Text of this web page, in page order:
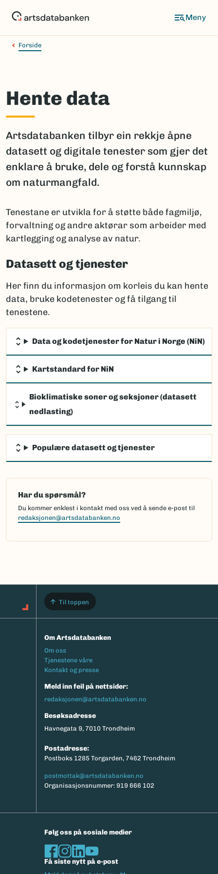
Forside
Hente data
Artsdatabanken tilbyr ein rekkje åpne
datasett og digitale tenester som gjer det
enklare å bruke, dele og forstå kunnskap
om naturmangfald.
Tenestane er utvikla for å støtte både fagmiljø,
forvaltning og andre aktørar som arbeider med
kartlegging og analyse av natur.
Datasett og tjenester
Her finn du informasjon om korleis du kan hente
data, bruke kodetenester og få tilgang til
tenestene.
Data og kodetjenester for Natur i Norge (NiN)
Kartstandard for NiN
Bioklimatiske soner og seksjoner (datasett
nedlasting)
Populære datasett og tjenester
Har du spørsmål?
Du kommer enklest i kontakt med oss ved å sende e-post til
redaksjonen@artsdatabanken.no
Til toppen
Om Artsdatabanken
Footermeny
Om oss
Tjenestene våre
Kontakt og presse
Meld inn feil på nettsider:
redaksjonen@artsdatabanken.no
Besøksadresse
Havnegata 9, 7010 Trondheim
Postadresse:
Postboks 1285 Torgarden, 7462 Trondheim
postmottak@artsdatabanken.no
Organisasjonsnummer: 919 666 102
Følg oss på sosiale medier
Få siste nytt på e-post